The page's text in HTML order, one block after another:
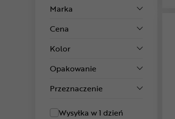
Marka
Cena
Kolor
Opakowanie
Przeznaczenie
Wysyłka w 1 dzień